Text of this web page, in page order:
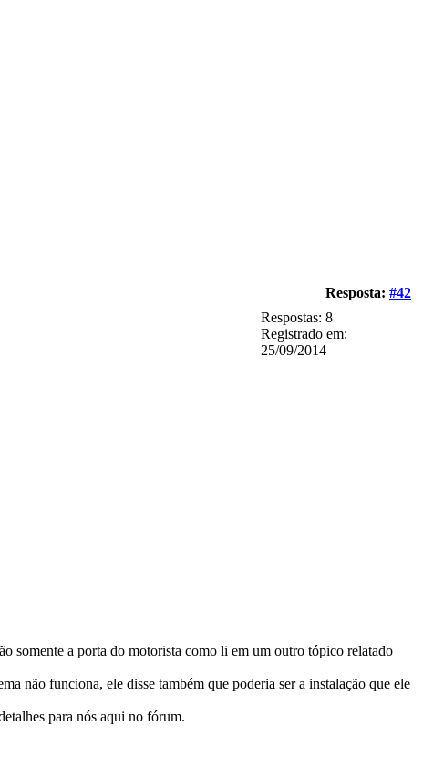
Resposta: #42
Respostas: 8
Registrado em:
25/09/2014
somente a porta do motorista como li em um outro tópico relatado
não funciona, ele disse também que poderia ser a instalação que ele
para nós aqui no fórum.